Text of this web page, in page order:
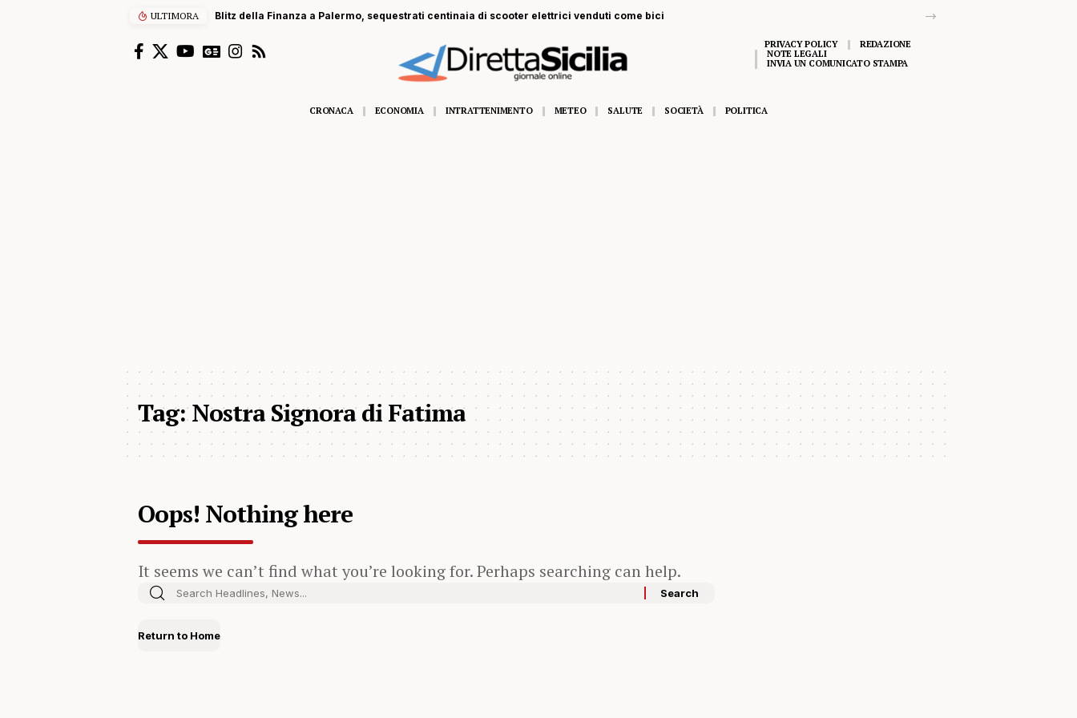
ULTIMORA Blitz della Finanza a Palermo, sequestrati centinaia di scooter elettrici venduti come bici
PRIVACY POLICY
REDAZIONE
NOTE LEGALI
INVIA UN COMUNICATO STAMPA
CRONACA ECONOMIA INTRATTENIMENTO METEO SALUTE SOCIETÀ POLITICA
Tag:Nostra Signora di Fatima
Oops! Nothing here
It seems we can’t find what you’re looking for. Perhaps searching can help.
Return to Home